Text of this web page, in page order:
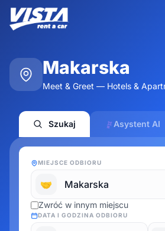
Makarska
Meet & Greet — Hotels &
Szukaj Asystent AI
MIEJSCE ODBIORU
🤝
Zwróć w innym miejscu
DATA I GODZINA ODBIORU